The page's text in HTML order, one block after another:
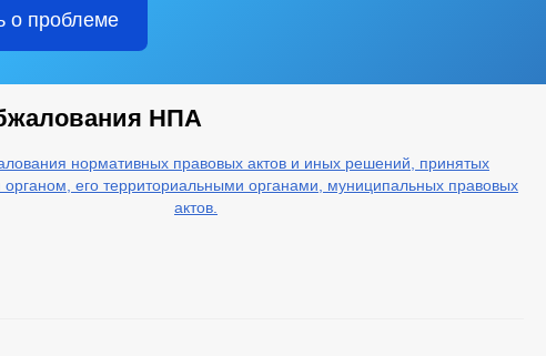
о проблеме
НПА
нормативных правовых актов и иных решений, принятых
органом, его территориальными органами, муниципальных правовых
актов.